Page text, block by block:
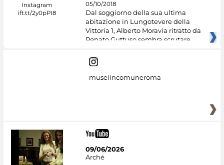
05/10/2018
Dal soggiorno della sua ultima
abitazione in Lungotevere della
Vittoria 1, Alberto Moravia ritratto da
Renato Guttuso sembra scrutare
museiincomuneroma
09/06/2026
Arché